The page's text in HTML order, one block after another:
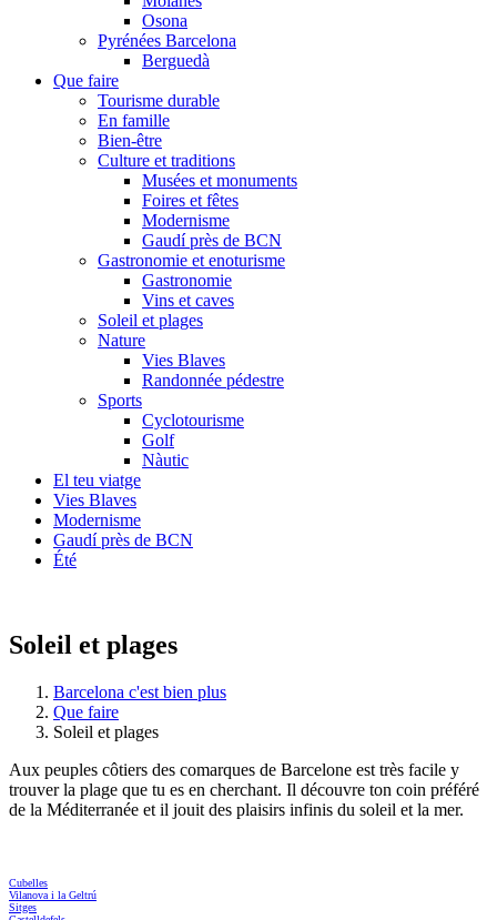
Osona
Pyrénées Barcelona
Berguedà
Que faire
Tourisme durable
En famille
Bien-être
Culture et traditions
Musées et monuments
Foires et fêtes
Modernisme
Gaudí près de BCN
Gastronomie et enoturisme
Gastronomie
Vins et caves
Soleil et plages
Nature
Vies Blaves
Randonnée pédestre
Sports
Cyclotourisme
Golf
Nàutic
El teu viatge
Vies Blaves
Modernisme
Gaudí près de BCN
Été
Soleil et plages
Barcelona c'est bien plus
Que faire
Soleil et plages
Aux peuples côtiers des comarques de Barcelone est très facile y
trouver la plage que tu es en cherchant. Il découvre ton coin préféré
de la Méditerranée et il jouit des plaisirs infinis du soleil et la mer.
Cubelles
Vilanova i la Geltrú
Sitges